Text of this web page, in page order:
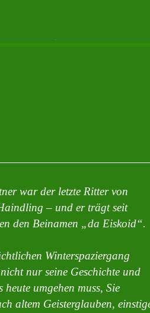
war der letzte Ritter von
– und er trägt seit
den Beinamen „da Eiskoid“.
Winterspaziergang
nur seine Geschichte und
umgehen muss, Sie
altem Geisterglauben,